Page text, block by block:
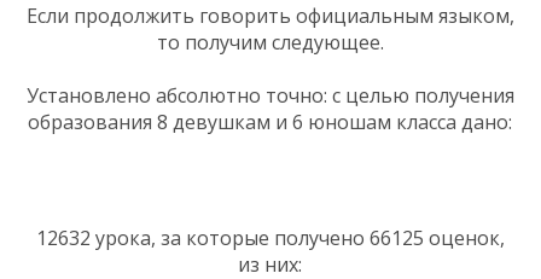
Если продолжить говорить официальным языком,
то получим следующее.
Установлено абсолютно точно: с целью получения
образования 8 девушкам и 6 юношам класса дано:
12632 урока, за которые получено 66125 оценок,
из них: